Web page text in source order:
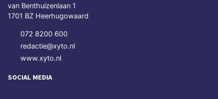
van Benthuizenlaan 1
1701 BZ Heerhugowaard
072 8200 600
redactie@xyto.nl
www.xyto.nl
SOCIAL MEDIA